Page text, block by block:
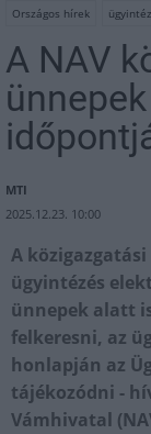
Országos hírek
A NAV
MTI
2025.12.23. 10:00
A
ügyintézés
ünnepek alatt
felkeresni, az
honlapján az
tájékozódni -
Vámhivatal